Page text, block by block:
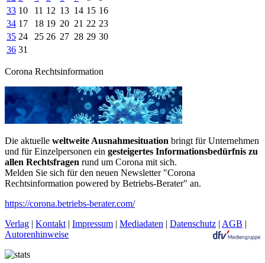
33 10 11 12 13 14 15 16
34 17 18 19 20 21 22 23
35 24 25 26 27 28 29 30
36 31
Corona Rechtsinformation
Die aktuelle weltweite Ausnahmesituation bringt für Unternehmen
und für Einzelpersonen ein gesteigertes Informationsbedürfnis zu
allen Rechtsfragen rund um Corona mit sich.
Melden Sie sich für den neuen Newsletter "Corona
Rechtsinformation powered by Betriebs-Berater" an.
https://corona.betriebs-berater.com/
Verlag | Kontakt | Impressum | Mediadaten | Datenschutz | AGB |
Autorenhinweise